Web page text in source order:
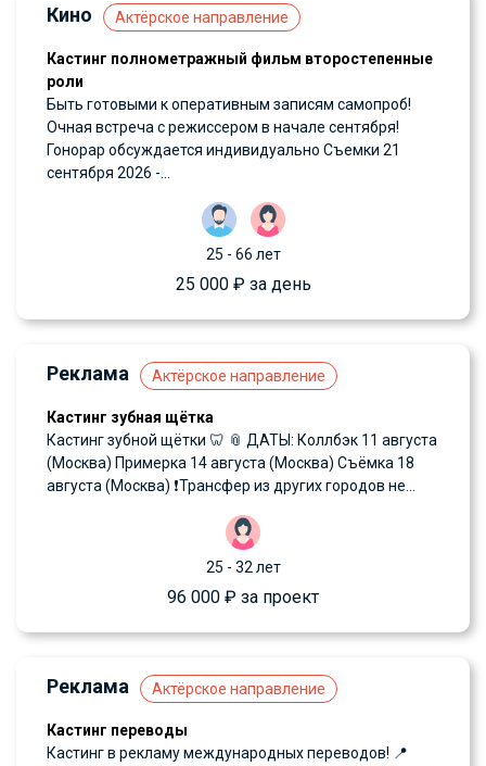
Кино Актёрское направление
Кастинг полнометражный фильм второстепенные
роли
Быть готовыми к оперативным записям самопроб!
Очная встреча с режиссером в начале сентября!
Гонорар обсуждается индивидуально Съемки 21
сентября 2026 -...
25 - 66 лет
25 000 ₽ за день
Реклама Актёрское направление
Кастинг зубная щётка
Кастинг зубной щётки 🦷 📎 ДАТЫ: Коллбэк 11 августа
(Москва) Примерка 14 августа (Москва) Съёмка 18
августа (Москва) ❗️Трансфер из других городов не...
25 - 32 лет
96 000 ₽ за проект
Реклама Актёрское направление
Кастинг переводы
Кастинг в рекламу международных переводов! 📍